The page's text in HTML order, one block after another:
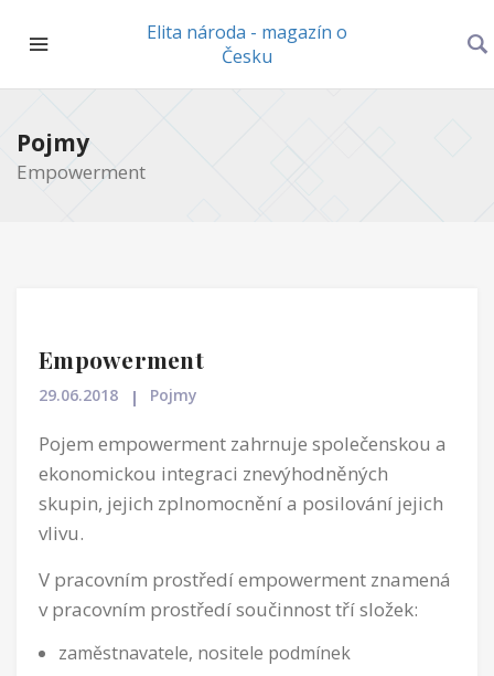
Elita národa - magazín o
Česku
Pojmy
Empowerment
Empowerment
29.06.2018 Pojmy
Pojem empowerment zahrnuje společenskou a
ekonomickou integraci znevýhodněných
skupin, jejich zplnomocnění a posilování jejich
vlivu.
V pracovním prostředí empowerment znamená
v pracovním prostředí součinnost tří složek:
zaměstnavatele, nositele podmínek